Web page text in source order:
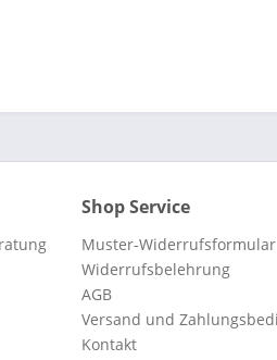
Shop Service
Muster-Widerrufsformular
Widerrufsbelehrung
AGB
Versand und
Kontakt